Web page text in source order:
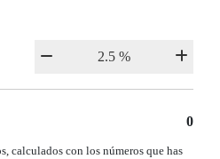
0
calculados con los números que has